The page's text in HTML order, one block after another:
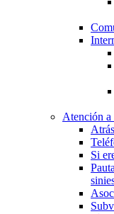
Atención a
Atrás
Si